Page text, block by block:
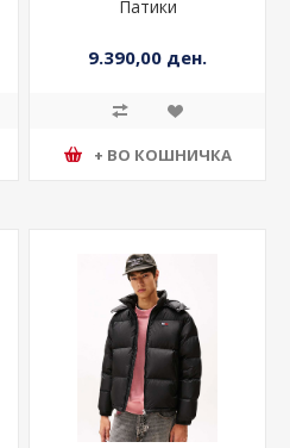
Патики
9.390,00 ден.
+ ВО КОШНИЧКА